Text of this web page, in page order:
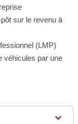
sur le revenu à
(LMP)
véhicules par une